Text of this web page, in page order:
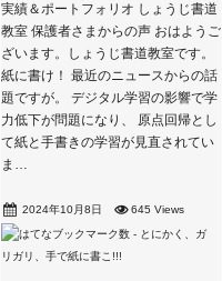
実績＆ポートフォリオ しょうじ書道
教室 保護者さまからの声 おはようご
ざいます。しょうじ書道教室です。
紙に書け！ 最近のニュースからの話
題ですが。 デジタル学習の影響で学
力低下が問題になり、 原点回帰とし
て紙と手書きの学習が見直されてい
ま…
2024年10月8日 645 Views